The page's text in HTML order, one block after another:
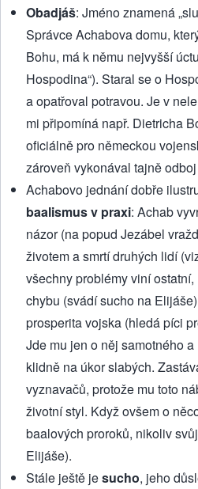
Obadjáš: Jméno znamená
Správce Achabova domu,
Bohu, má k němu nejvyšší
Hospodina“). Staral se o
a opatřoval potravou. Je v
mi připomíná např. Dietricha
oficiálně pro německou
zároveň vykonával tajně
Achabovo jednání dobře
baalismus v praxi: Achab
názor (na popud Jezábel
životem a smrtí druhých lidí
všechny problémy viní
chybu (svádí sucho na
prosperita vojska (hledá píci
Jde mu jen o něj samotného
klidně na úkor slabých.
vyznavačů, protože mu toto
životní styl. Když ovšem o
baalových proroků, nikoliv
Elijáše).
Stále ještě jesucho, jeho